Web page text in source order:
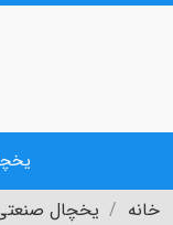
خانه یخچال